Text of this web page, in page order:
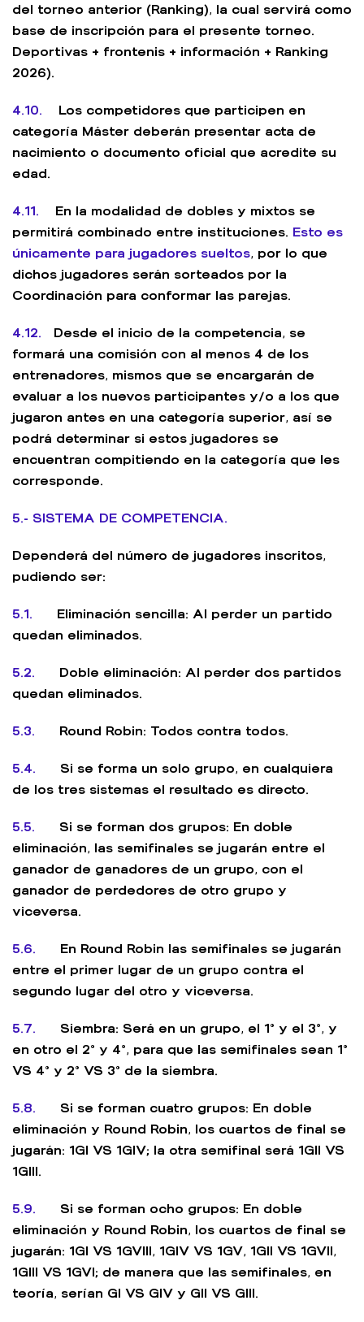
del torneo anterior (Ranking), la cual servirá como
base de inscripción para el presente torneo.
Deportivas + frontenis + información + Ranking
2026).
4.10. Los competidores que participen en
categoría Máster deberán presentar acta de
nacimiento o documento oficial que acredite su
edad.
4.11. En la modalidad de dobles y mixtos se
permitirá combinado entre instituciones. Esto es
únicamente para jugadores sueltos, por lo que
dichos jugadores serán sorteados por la
Coordinación para conformar las parejas.
4.12. Desde el inicio de la competencia, se
formará una comisión con al menos 4 de los
entrenadores, mismos que se encargarán de
evaluar a los nuevos participantes y/o a los que
jugaron antes en una categoría superior, así se
podrá determinar si estos jugadores se
encuentran compitiendo en la categoría que les
corresponde.
5.- SISTEMA DE COMPETENCIA.
Dependerá del número de jugadores inscritos,
pudiendo ser:
5.1. Eliminación sencilla: Al perder un partido
quedan eliminados.
5.2. Doble eliminación: Al perder dos partidos
quedan eliminados.
5.3. Round Robin: Todos contra todos.
5.4. Si se forma un solo grupo, en cualquiera
de los tres sistemas el resultado es directo.
5.5. Si se forman dos grupos: En doble
eliminación, las semifinales se jugarán entre el
ganador de ganadores de un grupo, con el
ganador de perdedores de otro grupo y
viceversa.
5.6. En Round Robin las semifinales se jugarán
entre el primer lugar de un grupo contra el
segundo lugar del otro y viceversa.
5.7. Siembra: Será en un grupo, el 1° y el 3°, y
en otro el 2° y 4°, para que las semifinales sean 1°
VS 4° y 2° VS 3° de la siembra.
5.8. Si se forman cuatro grupos: En doble
eliminación y Round Robin, los cuartos de final se
jugarán: 1GI VS 1GIV; la otra semifinal será 1GII VS
1GIII.
5.9. Si se forman ocho grupos: En doble
eliminación y Round Robin, los cuartos de final se
jugarán: 1GI VS 1GVIII, 1GIV VS 1GV, 1GII VS 1GVII,
1GIII VS 1GVI; de manera que las semifinales, en
teoría, serían GI VS GIV y GII VS GIII.